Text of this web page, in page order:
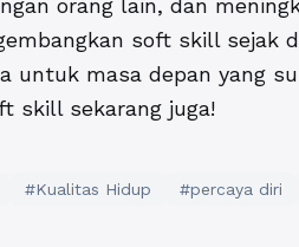
orang lain, dan
soft skill sejak
untuk masa depan yang
skill sekarang juga!
#Kualitas Hidup #percaya diri